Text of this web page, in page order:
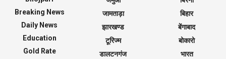
Breaking News
Daily News
Education
Gold Rate
जामताड़ा
झारखण्ड
टूरिज्म
डालटनगंज
बिहार
बेंगाबाद
बोकारो
भारत